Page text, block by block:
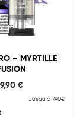
– MYRTILLE
9,90 €
Jusqu'à 7.90€
20mg
ONE
-
Fusion
quantité
au panier